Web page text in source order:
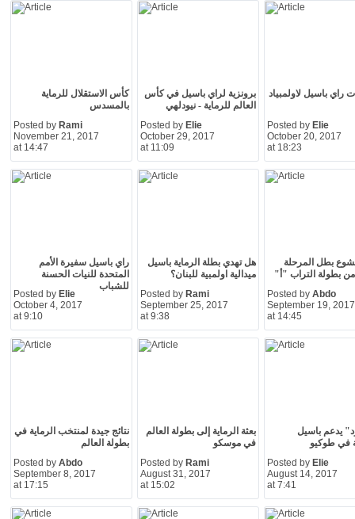
كأس الاستقلال للرماية
بالمسدس
Posted by Rami
November 21, 2017
at 14:47
برونزية لراي باسيل في كأس
العالم للرماية - نيودلهي
Posted by Elie
October 29, 2017
at 11:09
راي باسيل لاولمبياد
Posted by Elie
October 20, 2017
at 18:23
راي باسيل سفيرة الأمم
المتحدة للنيات الحسنة
للشباب
Posted by Elie
October 4, 2017
at 9:10
هل تهدي بطلة الرماية باسيل
ميدالية اولمبية للبنان؟
Posted by Rami
September 25, 2017
at 9:38
بطل المرحلة
من بطولة التراب "أ"
Posted by Abdo
September 19, 2017
at 14:45
نتائج جيدة لمنتخب الرماية في
بطولة العالم
Posted by Abdo
September 8, 2017
at 17:15
بعثة الرماية إلى بطولة العالم
في موسكو
Posted by Rami
August 31, 2017
at 15:02
يدعم باسيل
في طوكيو
Posted by Elie
August 14, 2017
at 7:41